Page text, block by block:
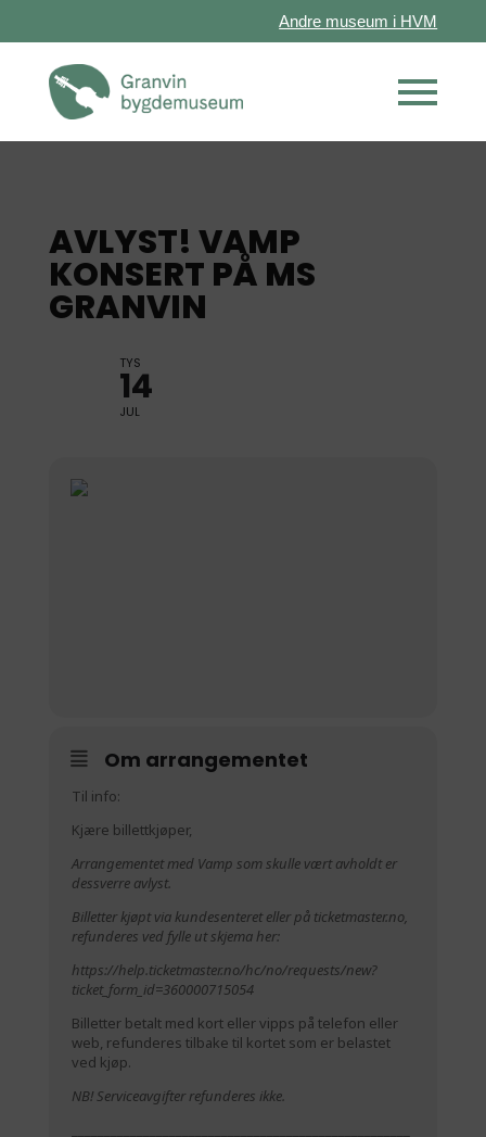
Andre museum i HVM
AVLYST! VAMP
KONSERT PÅ MS
GRANVIN
TYS
14
JUL
Om arrangementet
Til info:
Kjære billettkjøper,
Arrangementet med Vamp som skulle vært avholdt er
dessverre avlyst.
Billetter kjøpt via kundesenteret eller på ticketmaster.no,
refunderes ved fylle ut skjema her:
https://help.ticketmaster.no/hc/no/requests/new?
ticket_form_id=360000715054
Billetter betalt med kort eller vipps på telefon eller
web, refunderes tilbake til kortet som er belastet
ved kjøp.
NB! Serviceavgifter refunderes ikke.